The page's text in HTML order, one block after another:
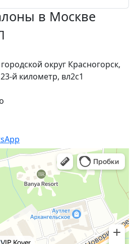
в Москве
округ Красногорск,
й километр, вл2с1